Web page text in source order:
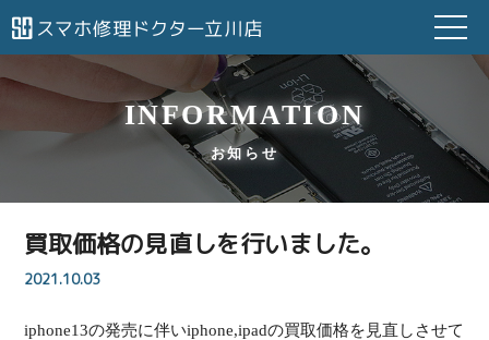
INFORMATION
お知らせ
買取価格の見直しを行いました。
2021.10.03
iphone13の発売に伴いiphone,ipadの買取価格を見直しさせて